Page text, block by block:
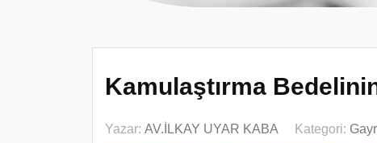
Kamulaştırma
Yazar: AV.İLKAY UYAR KABA Kategori: